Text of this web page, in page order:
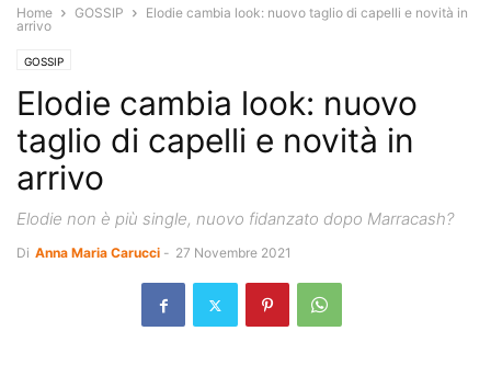
Home GOSSIP
Elodie cambia look: nuovo taglio di capelli e novità in
arrivo
GOSSIP
Elodie cambia look: nuovo
taglio di capelli e novità in
arrivo
Elodie non è più single, nuovo fidanzato dopo Marracash?
Di Anna Maria Carucci - 27 Novembre 2021